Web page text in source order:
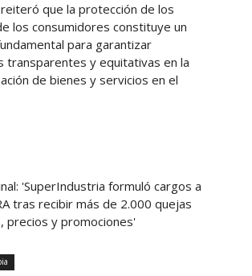
que la protección de los
los consumidores constituye un
para garantizar
transparentes y equitativas en la
de bienes y servicios en el
'SuperIndustria formuló cargos a
tras recibir más de 2.000 quejas
precios y promociones'